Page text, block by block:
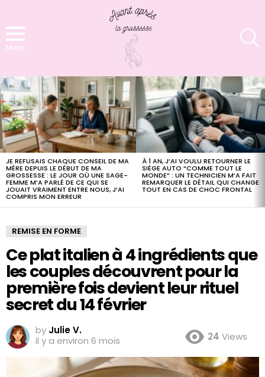
Menu
LATEST
STORIES
JE REFUSAIS CHAQUE CONSEIL DE MA
MÈRE DEPUIS LE DÉBUT DE MA
GROSSESSE : LE JOUR OÙ UNE SAGE-
FEMME M’A PARLÉ DE CE QUI SE
JOUAIT VRAIMENT ENTRE NOUS, J’AI
COMPRIS MON ERREUR
À 1 AN, J’AI VOULU RETOURNER LE
SIÈGE AUTO “COMME TOUT LE
MONDE” : UN TECHNICIEN M’A FAIT
REMARQUER LE DÉTAIL QUI CHANGE
TOUT EN CAS DE CHOC FRONTAL
REMISE EN FORME
Ce plat italien à 4 ingrédients que
les couples découvrent pour la
première fois devient leur rituel
secret du 14 février
by Julie V.
il y a environ 6 mois
24 Views